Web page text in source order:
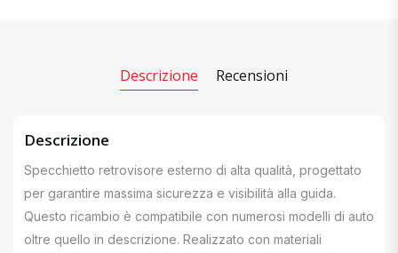
Descrizione Recensioni
Descrizione
Specchietto retrovisore esterno di alta qualità, progettato
per garantire massima sicurezza e visibilità alla guida.
Questo ricambio è compatibile con numerosi modelli di auto
oltre quello in descrizione. Realizzato con materiali